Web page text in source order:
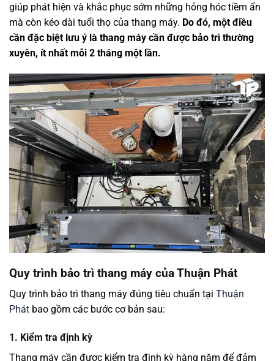
giúp phát hiện và khắc phục sớm những hỏng hóc tiềm ẩn
mà còn kéo dài tuổi thọ của thang máy. Do đó, một điều
cần đặc biệt lưu ý là thang máy cần được bảo trì thường
xuyên, ít nhất mỗi 2 tháng một lần.
Quy trình bảo trì thang máy của Thuận Phát
Quy trình bảo trì thang máy đúng tiêu chuẩn tại Thuận
Phát bao gồm các bước cơ bản sau:
1. Kiểm tra định kỳ
Thang máy cần được kiểm tra định kỳ hàng năm để đảm